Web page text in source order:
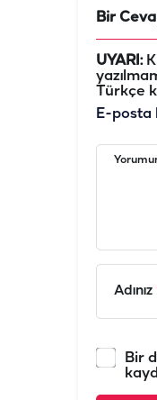
Bir
UYARI:
Türkçe
E-posta
Adınız
Bir